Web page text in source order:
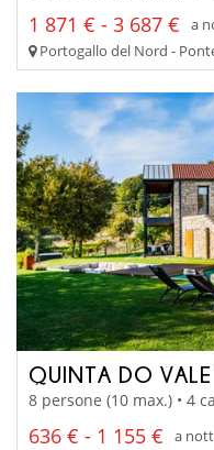
1 871 € - 3 687 €
a
Portogallo del Nord -
QUINTA DO VALE
8 persone (10 max.) • 4
636 € - 1 155 €
a